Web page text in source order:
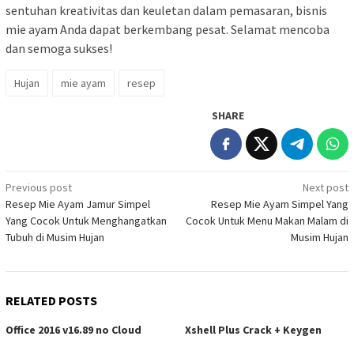
sentuhan kreativitas dan keuletan dalam pemasaran, bisnis
mie ayam Anda dapat berkembang pesat. Selamat mencoba
dan semoga sukses!
Hujan mie ayam resep
SHARE
Post
navigation
Previous post
Resep Mie Ayam Jamur Simpel
Yang Cocok Untuk Menghangatkan
Tubuh di Musim Hujan
Next post
Resep Mie Ayam Simpel Yang
Cocok Untuk Menu Makan Malam di
Musim Hujan
RELATED POSTS
Office 2016 v16.89 no Cloud
Xshell Plus Crack + Keygen